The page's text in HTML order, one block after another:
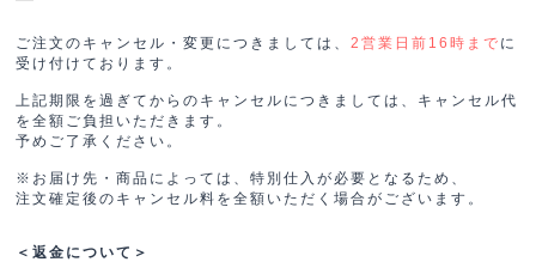
ご注文のキャンセル・変更につきましては、 2営業日前16時まで に
受け付けております。
上記期限を過ぎてからのキャンセルにつきましては、キャンセル代
を全額ご負担いただきます。
予めご了承ください。
※お届け先・商品によっては、特別仕入が必要となるため、
注文確定後のキャンセル料を全額いただく場合がございます。
＜返金について＞